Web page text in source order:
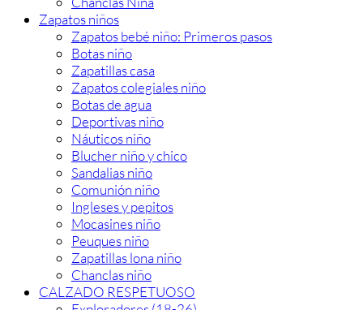
Zapatos niños
Zapatos bebé niño: Primeros pasos
Botas niño
Zapatillas casa
Zapatos colegiales niño
Botas de agua
Deportivas niño
Náuticos niño
Blucher niño y chico
Sandalias niño
Comunión niño
Ingleses y pepitos
Mocasines niño
Peuques niño
Zapatillas lona niño
Chanclas niño
CALZADO RESPETUOSO